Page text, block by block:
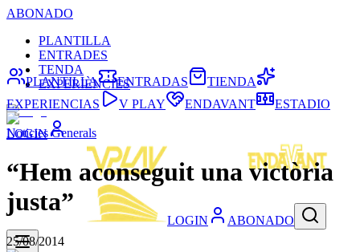
ABONADO
PLANTILLA
ENTRADES
TENDA
EXPERIÈNCIES
LOGIN
LOGIN ABONADO
PLANTILLA ENTRADAS
TIENDA
EXPERIENCIAS
V PLAY ENDAVANT ESTADIO
Noticies Generals
“Hem aconseguit una victòria
justa”
25/08/2014